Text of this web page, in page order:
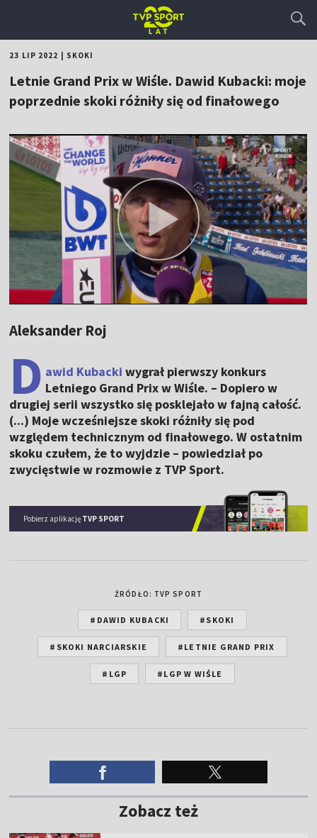
23 LIP 2022 SKOKI
Letnie Grand Prix w Wiśle. Dawid Kubacki: moje
poprzednie skoki różniły się od finałowego
Aleksander Roj
D awid Kubacki wygrał pierwszy konkurs
Letniego Grand Prix w Wiśle. – Dopiero w
drugiej serii wszystko się posklejało w fajną całość.
(...) Moje wcześniejsze skoki różniły się pod
względem technicznym od finałowego. W ostatnim
skoku czułem, że to wyjdzie – powiedział po
zwycięstwie w rozmowie z TVP Sport.
Pobierz aplikację TVP SPORT
ŹRÓDŁO: TVP SPORT
#DAWID KUBACKI #SKOKI
#SKOKI NARCIARSKIE #LETNIE GRAND PRIX
#LGP #LGP W WIŚLE
Zobacz też